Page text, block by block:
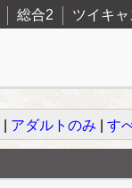
総合2 ツイキャ
アダルトのみ す